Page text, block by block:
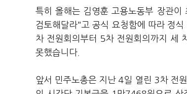
특히 올해는 김영훈 고용노동부 장관
검토해달라"고 공식 요청함에 따라 정
차 전원회의부터 5차 전원회의까지 세
못했습니다.
앞서 민주노총은 지난 4일 열린 3차 전